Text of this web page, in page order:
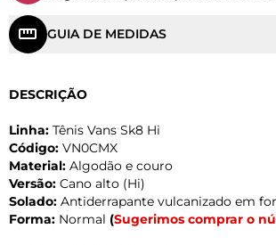
GUIA DE MEDIDAS
DESCRIÇÃO
Linha: Tênis Vans Sk8 Hi
Código: VN0CMX
Material: Algodão e couro
Versão: Cano alto (Hi)
Solado: Antiderrapante vulcanizado em
Forma: Normal (Sugerimos comprar o